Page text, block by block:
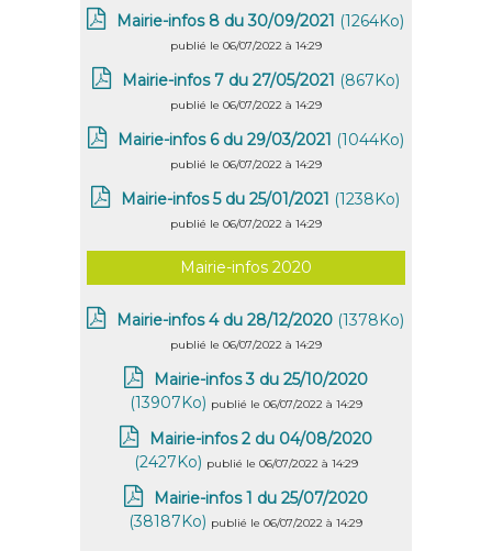
Mairie-infos 8 du 30/09/2021 (1264Ko)
publié le 06/07/2022 à 14:29
Mairie-infos 7 du 27/05/2021 (867Ko)
publié le 06/07/2022 à 14:29
Mairie-infos 6 du 29/03/2021 (1044Ko)
publié le 06/07/2022 à 14:29
Mairie-infos 5 du 25/01/2021 (1238Ko)
publié le 06/07/2022 à 14:29
Mairie-infos 2020
Mairie-infos 4 du 28/12/2020 (1378Ko)
publié le 06/07/2022 à 14:29
Mairie-infos 3 du 25/10/2020
(13907Ko) publié le 06/07/2022 à 14:29
Mairie-infos 2 du 04/08/2020
(2427Ko) publié le 06/07/2022 à 14:29
Mairie-infos 1 du 25/07/2020
(38187Ko) publié le 06/07/2022 à 14:29